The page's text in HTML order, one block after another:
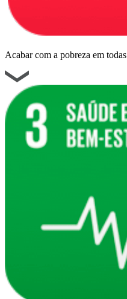
Acabar com a pobreza em